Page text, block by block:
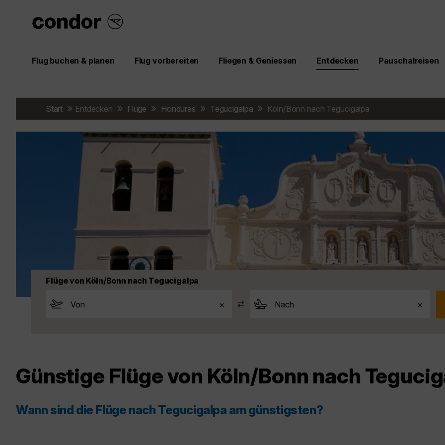
Flug buchen & planen Flug vorbereiten Fliegen & Geniessen Entdecken Pauschalreisen
Start Entdecken Flüge Honduras Tegucigalpa Köln/Bonn nach Tegucigalpa
Flüge von Köln/Bonn nach Tegucigalpa
Günstige Flüge von Köln/Bonn nach
Wann sind die Flüge nach Tegucigalpa am günstigsten?